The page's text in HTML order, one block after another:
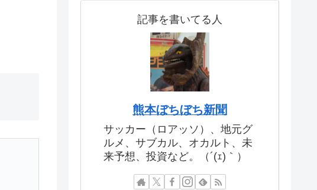
記事を書いてる人
熊本ぼちぼち新聞
サッカー（ロアッソ）、地元グ
ルメ、サブカル、オカルト、未
来予想、投資など。（´(ｪ)｀）